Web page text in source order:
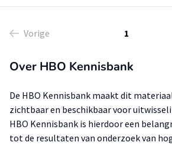
Vorige 1
Over HBO Kennisbank
De HBO Kennisbank maakt dit
zichtbaar en beschikbaar voor
HBO Kennisbank is hierdoor een
tot de resultaten van onderzoek van